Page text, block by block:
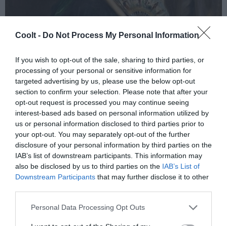
Coolt - Do Not Process My Personal Information
If you wish to opt-out of the sale, sharing to third parties, or
processing of your personal or sensitive information for
targeted advertising by us, please use the below opt-out
section to confirm your selection. Please note that after your
opt-out request is processed you may continue seeing
interest-based ads based on personal information utilized by
us or personal information disclosed to third parties prior to
your opt-out. You may separately opt-out of the further
disclosure of your personal information by third parties on the
IAB’s list of downstream participants. This information may
also be disclosed by us to third parties on the IAB’s List of
Downstream Participants that may further disclose it to other
Personal Data Processing Opt Outs
Retrato de la coleccionista de arte Mercedes Santamarina. ARCHIVO